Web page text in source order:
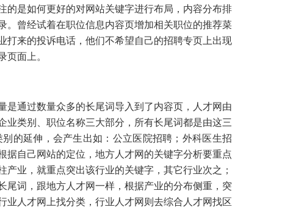
的是如何更好的对网站关键字进行布局，内容分布排
曾经试着在职位信息内容页增加相关职位的推荐菜
来的投诉电话，他们不希望自己的招聘专页上出现
面上。
通过数量众多的长尾词导入到了内容页，人才网由
类别、职位名称三大部分，所有长尾词都是由这三
的延伸，会产生出如：公立医院招聘；外科医生招
自己网站的定位，地方人才网的关键字分析要重点
业，就重点突出该行业的关键字，其它行业次之；
词，跟地方人才网一样，根据产业的分布侧重，突
人才网上找分类，行业人才网则去综合人才网找区